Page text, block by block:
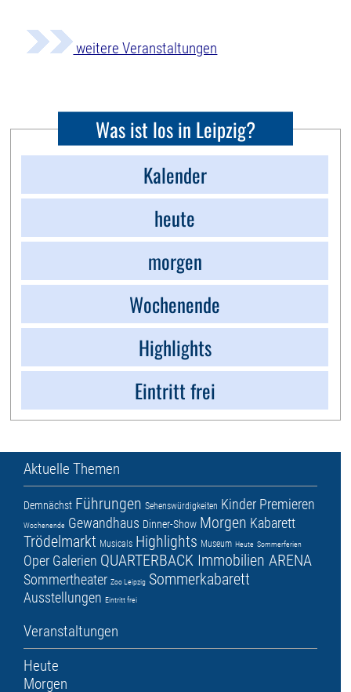
weitere Veranstaltungen
Was ist los in Leipzig?
Kalender
heute
morgen
Wochenende
Highlights
Eintritt frei
Aktuelle Themen
Demnächst Führungen Sehenswürdigkeiten Kinder Premieren
Wochenende Gewandhaus Dinner-Show Morgen Kabarett
Trödelmarkt Musicals Highlights Museum Heute Sommerferien
Oper Galerien QUARTERBACK Immobilien ARENA
Sommertheater Zoo Leipzig Sommerkabarett
Ausstellungen Eintritt frei
Veranstaltungen
Heute
Morgen